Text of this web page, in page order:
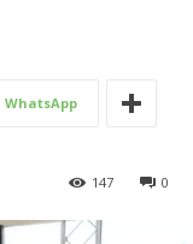
WhatsApp
0
147